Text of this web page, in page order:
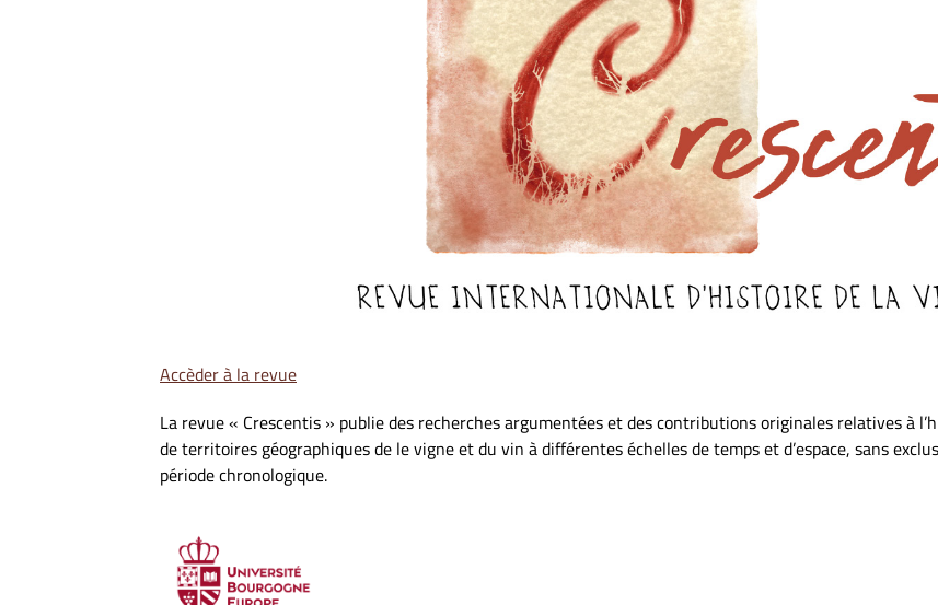
Accèder à la revue
La revue « Crescentis » publie des recherches argumentées et des contributions originales relatives à
de territoires géographiques de le vigne et du vin à différentes échelles de temps et d’espace, sans
période chronologique.